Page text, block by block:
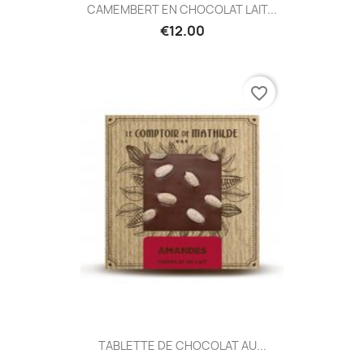
CAMEMBERT EN CHOCOLAT LAIT...
€12.00
TABLETTE DE CHOCOLAT AU...
favorite_border